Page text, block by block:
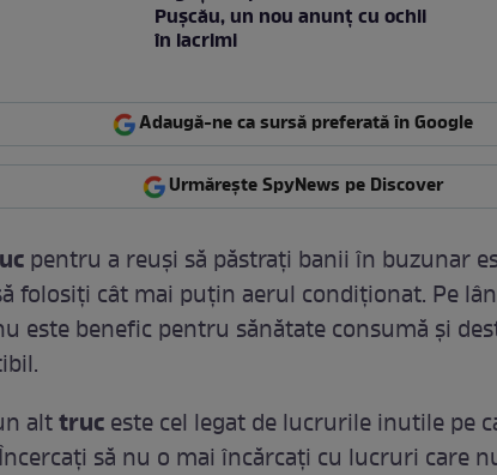
Puşcău, un nou anunţ cu ochii
în lacrimi
Adaugă-ne ca sursă preferată în Google
Urmărește SpyNews pe Discover
pentru a reuşi să păstraţi banii în buzunar
folosiţi cât mai puţin aerul condiţionat. Pe
este benefic pentru sănătate consumă şi
alttruceste cel legat de lucrurile inutile pe
să nu o mai încărcaţi cu lucruri care